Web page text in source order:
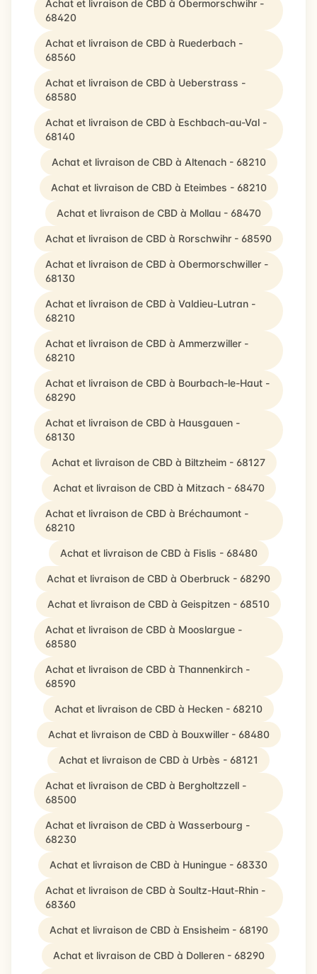
Achat et livraison de CBD à Obermorschwihr -
68420
Achat et livraison de CBD à Ruederbach -
68560
Achat et livraison de CBD à Ueberstrass -
68580
Achat et livraison de CBD à Eschbach-au-Val -
68140
Achat et livraison de CBD à Altenach - 68210
Achat et livraison de CBD à Eteimbes - 68210
Achat et livraison de CBD à Mollau - 68470
Achat et livraison de CBD à Rorschwihr - 68590
Achat et livraison de CBD à Obermorschwiller -
68130
Achat et livraison de CBD à Valdieu-Lutran -
68210
Achat et livraison de CBD à Ammerzwiller -
68210
Achat et livraison de CBD à Bourbach-le-Haut -
68290
Achat et livraison de CBD à Hausgauen -
68130
Achat et livraison de CBD à Biltzheim - 68127
Achat et livraison de CBD à Mitzach - 68470
Achat et livraison de CBD à Bréchaumont -
68210
Achat et livraison de CBD à Fislis - 68480
Achat et livraison de CBD à Oberbruck - 68290
Achat et livraison de CBD à Geispitzen - 68510
Achat et livraison de CBD à Mooslargue -
68580
Achat et livraison de CBD à Thannenkirch -
68590
Achat et livraison de CBD à Hecken - 68210
Achat et livraison de CBD à Bouxwiller - 68480
Achat et livraison de CBD à Urbès - 68121
Achat et livraison de CBD à Bergholtzzell -
68500
Achat et livraison de CBD à Wasserbourg -
68230
Achat et livraison de CBD à Huningue - 68330
Achat et livraison de CBD à Soultz-Haut-Rhin -
68360
Achat et livraison de CBD à Ensisheim - 68190
Achat et livraison de CBD à Dolleren - 68290